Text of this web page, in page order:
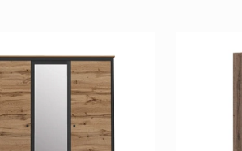
Вешалки
Двуспальные кровати